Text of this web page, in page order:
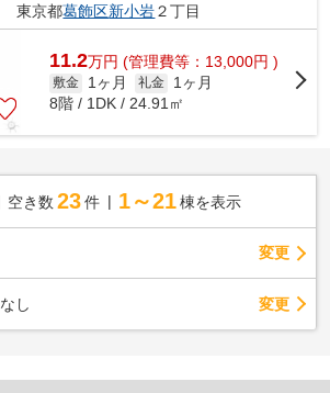
東京都葛飾区新小岩２丁目
11.2万円 (管理費等：13,000円 )
敷金 1ヶ月 礼金
1ヶ月
8階 / 1DK / 24.91㎡
空き数 23 件 1～21 棟を表示
変更
なし 変更